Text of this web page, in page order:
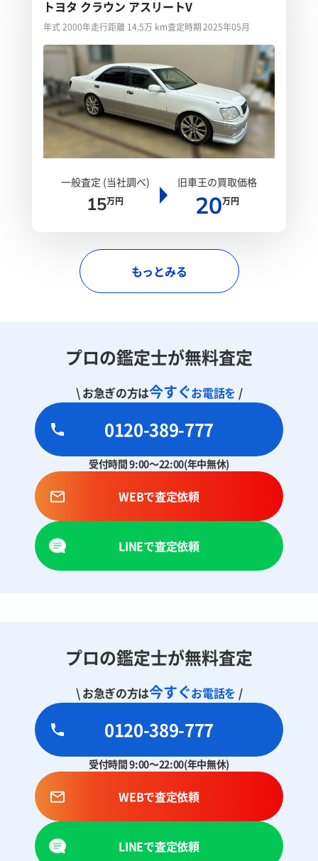
トヨタ クラウン アスリートV
年式 2000年走行距離 14.5万 km査定時期 2025年05月
一般査定 (当社調べ)
15万円
旧車王の買取価格
20万円
もっとみる
プロの鑑定士が無料査定
\ お急ぎの方は今すぐお電話を /
0120-389-777
受付時間 9:00～22:00(年中無休)
WEBで査定依頼
LINEで査定依頼
プロの鑑定士が無料査定
\ お急ぎの方は今すぐお電話を /
0120-389-777
受付時間 9:00～22:00(年中無休)
WEBで査定依頼
LINEで査定依頼